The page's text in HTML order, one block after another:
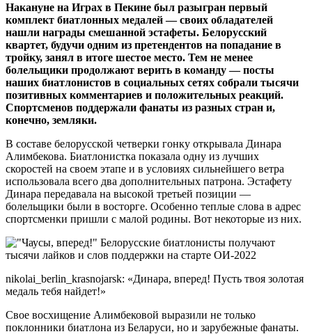
Накануне на Играх в Пекине был разыгран первый
комплект биатлонных медалей — своих обладателей
нашли награды смешанной эстафеты. Белорусский
квартет, будучи одним из претендентов на попадание в
тройку, занял в итоге шестое место. Тем не менее
болельщики продолжают верить в команду — посты
наших биатлонистов в социальных сетях собрали тысячи
позитивных комментариев и положительных реакций.
Спортсменов поддержали фанаты из разных стран и,
конечно, земляки.
В составе белорусской четверки гонку открывала Динара
Алимбекова. Биатлонистка показала одну из лучших
скоростей на своем этапе и в условиях сильнейшего ветра
использовала всего два дополнительных патрона. Эстафету
Динара передавала на высокой третьей позиции —
болельщики были в восторге. Особенно теплые слова в адрес
спортсменки пришли с малой родины. Вот некоторые из них.
nikolai_berlin_krasnojarsk: «Динара, вперед! Пусть твоя золотая
медаль тебя найдет!»
Свое восхищение Алимбековой выразили не только
поклонники биатлона из Беларуси, но и зарубежные фанаты.